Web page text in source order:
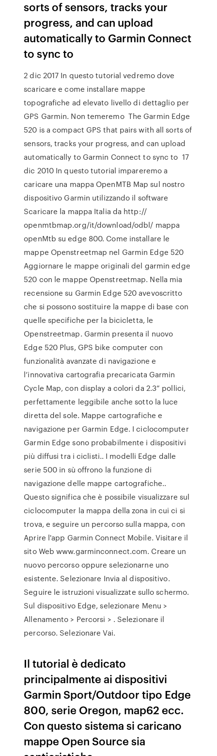
sorts of sensors, tracks your
progress, and can upload
automatically to Garmin Connect
to sync to
2 dic 2017 In questo tutorial vedremo dove
scaricare e come installare mappe
topografiche ad elevato livello di dettaglio per
GPS Garmin. Non temeremo The Garmin Edge
520 is a compact GPS that pairs with all sorts of
sensors, tracks your progress, and can upload
automatically to Garmin Connect to sync to 17
dic 2010 In questo tutorial impareremo a
caricare una mappa OpenMTB Map sul nostro
dispositivo Garmin utilizzando il software
Scaricare la mappa Italia da http://
openmtbmap.org/it/download/odbl/ mappa
openMtb su edge 800. Come installare le
mappe Openstreetmap nel Garmin Edge 520
Aggiornare le mappe originali del garmin edge
520 con le mappe Openstreetmap. Nella mia
recensione su Garmin Edge 520 avevoscritto
che si possono sostituire la mappe di base con
quelle specifiche per la bicicletta, le
Openstreetmap. Garmin presenta il nuovo
Edge 520 Plus, GPS bike computer con
funzionalità avanzate di navigazione e
l’innovativa cartografia precaricata Garmin
Cycle Map, con display a colori da 2.3” pollici,
perfettamente leggibile anche sotto la luce
diretta del sole. Mappe cartografiche e
navigazione per Garmin Edge. I ciclocomputer
Garmin Edge sono probabilmente i dispositivi
più diffusi tra i ciclisti.. I modelli Edge dalle
serie 500 in sù offrono la funzione di
navigazione delle mappe cartografiche..
Questo significa che è possibile visualizzare sul
ciclocomputer la mappa della zona in cui ci si
trova, e seguire un percorso sulla mappa, con
Aprire l'app Garmin Connect Mobile. Visitare il
sito Web www.garminconnect.com. Creare un
nuovo percorso oppure selezionarne uno
esistente. Selezionare Invia al dispositivo.
Seguire le istruzioni visualizzate sullo schermo.
Sul dispositivo Edge, selezionare Menu >
Allenamento > Percorsi > . Selezionare il
percorso. Selezionare Vai.
Il tutorial è dedicato
principalmente ai dispositivi
Garmin Sport/Outdoor tipo Edge
800, serie Oregon, map62 ecc.
Con questo sistema si caricano
mappe Open Source sia